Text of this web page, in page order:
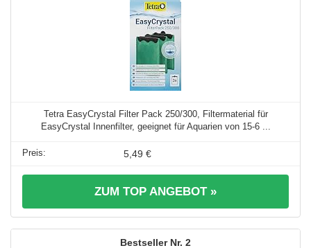
Tetra EasyCrystal Filter Pack 250/300, Filtermaterial für
EasyCrystal Innenfilter, geeignet für Aquarien von 15-6 ...
5,49 €
ZUM TOP ANGEBOT »
2